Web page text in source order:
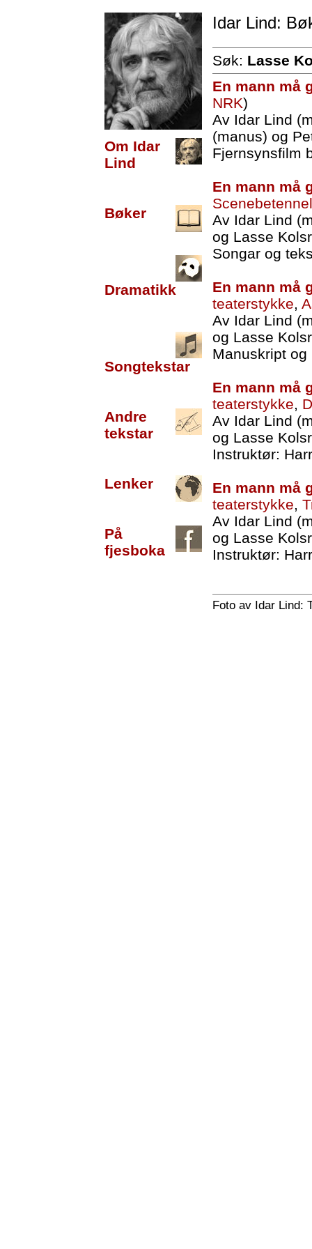
Om Idar
Lind
Bøker
Dramatikk
Songtekstar
Andre
tekstar
Lenker
På
fjesboka
Idar Lind:
Søk: Lasse
En mann må
NRK)
Av Idar Lind
(manus) og
Fjernsynsfilm
En mann må
Av Idar Lind
og Lasse
Songar og
En mann må
teaterstykke,
Av Idar Lind
og Lasse
Manuskript
En mann må
teaterstykke,
Av Idar Lind
og Lasse
Instruktør:
En mann må
teaterstykke,
Av Idar Lind
og Lasse
Instruktør:
Foto av Idar Lind: